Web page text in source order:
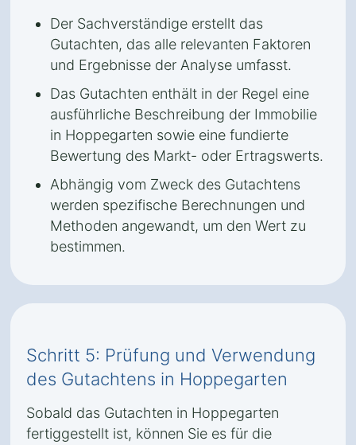
Der Sachverständige erstellt das
Gutachten, das alle relevanten Faktoren
und Ergebnisse der Analyse umfasst.
Das Gutachten enthält in der Regel eine
ausführliche Beschreibung der Immobilie
in Hoppegarten sowie eine fundierte
Bewertung des Markt- oder Ertragswerts.
Abhängig vom Zweck des Gutachtens
werden spezifische Berechnungen und
Methoden angewandt, um den Wert zu
bestimmen.
Schritt 5: Prüfung und Verwendung
des Gutachtens in Hoppegarten
Sobald das Gutachten in Hoppegarten
fertiggestellt ist, können Sie es für die